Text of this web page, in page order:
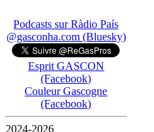
Podcasts sur Ràdio País
@gasconha.com (Bluesky)
Esprit GASCON
(Facebook)
Couleur Gascogne
(Facebook)
2024-2026